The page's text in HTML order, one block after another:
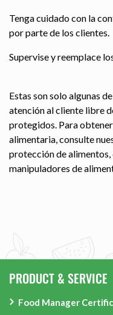
Tenga cuidado con la
por parte de los clientes.
Supervise y reemplace
Estas son solo algunas
atención al cliente libre
protegidos. Para
alimentaria, consulte
protección de
manipuladores de
PRODUCT & SERVICE
Food Manager